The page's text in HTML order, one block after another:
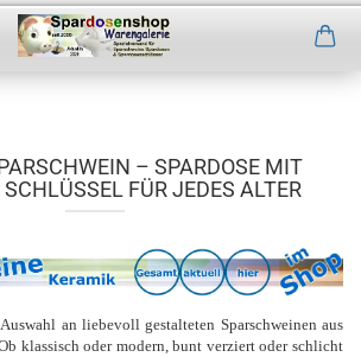
– SPARDOSE MIT
FÜR JEDES ALTER
an liebevoll gestalteten Sparschweinen aus
klassisch oder modern, bunt verziert oder schlicht